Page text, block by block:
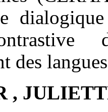
des
,